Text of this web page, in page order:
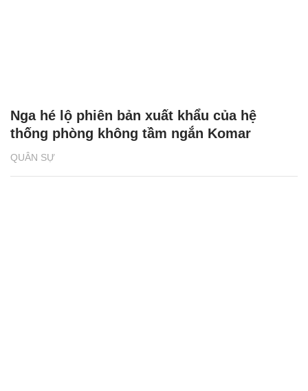
QUÂN SỰ
Nga hé lộ phiên bản xuất khẩu của hệ
thống phòng không tầm ngắn Komar